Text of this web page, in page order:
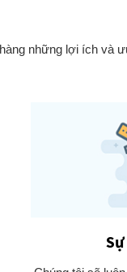
những lợi ích và